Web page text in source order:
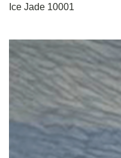
Ice Jade 10001